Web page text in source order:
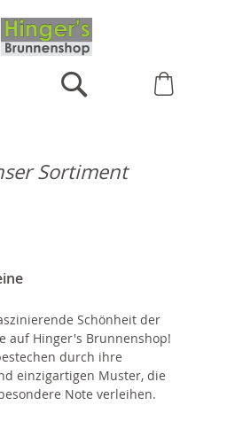
Sortiment
Schönheit der
auf Hinger's Brunnenshop!
durch ihre
einzigartigen Muster, die
Note verleihen.